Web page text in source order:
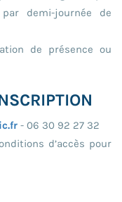
demi-journée de
de présence ou
- 06 30 92 27 32
d’accès pour